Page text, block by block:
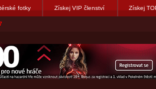
fotky Získej VIP členství Získej